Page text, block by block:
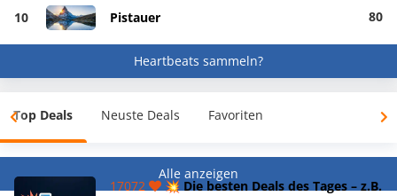
10 Pistauer 80
Heartbeats sammeln?
Top Deals Neuste Deals Favoriten
Alle anzeigen
17072
💥 Die besten Deals des Tages – z.B.